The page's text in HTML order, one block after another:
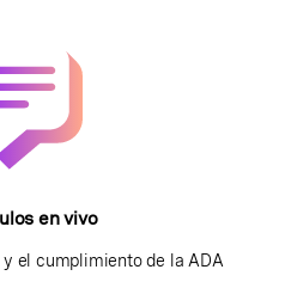
en vivo
el cumplimiento de la ADA